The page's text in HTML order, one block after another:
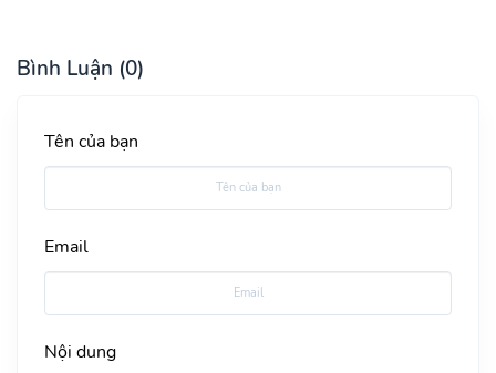
Bình Luận (0)
Tên của bạn
Email
Nội dung